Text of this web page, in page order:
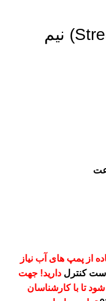
پمپ آب استریم (Stream) نیم
از پمپ های آب نیاز
ست کنترل دارید! جهت
تا با کارشناسان